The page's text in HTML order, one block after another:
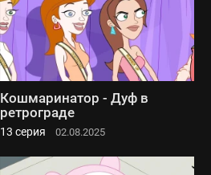
Кошмаринатор - Дуф в
ретрограде
13 серия 02.08.2025